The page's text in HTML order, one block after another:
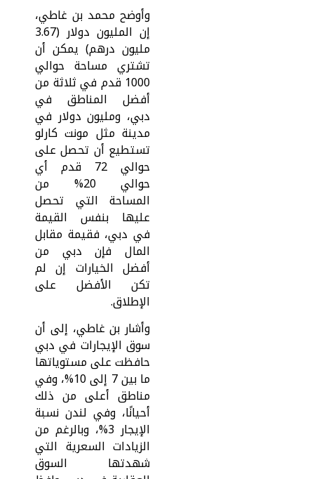
وأوضح محمد بن غاطي،
إن المليون دولار (3.67
مليون درهم) يمكن أن
تشتري مساحة حوالي
1000 قدم في ثلاثة من
أفضل المناطق في
دبي، ومليون دولار في
مدينة مثل مونت كارلو
تستطيع أن تحصل على
حوالي 72 قدم أي
حوالي 20% من
المساحة التي تحصل
عليها بنفس القيمة
في دبي، فقيمة مقابل
المال فإن دبي من
أفضل الخيارات إن لم
تكن الأفضل على
الإطلاق.
وأشار بن غاطي، إلى أن
سوق الإيجارات في دبي
حافظت على مستوياتها
ما بين 7 إلى 10%، وفي
مناطق أعلى من ذلك
أحيانًا، وفي لندن نسبة
الإيجار 3%، وبالرغم من
الزيادات السعرية التي
شهدتها السوق